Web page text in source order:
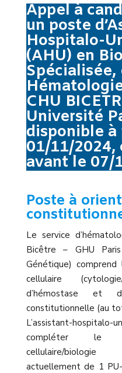
Appel à
un poste
Hospitalo-
(AHU) en
Spécialisée,
CHU
Université
disponible
01/11/2024,
avant le 07/
Poste à
Le service
Bicêtre – GHU
Génétique) comprend
cellulaire
d’hémostase et
constitutionnelle (au
L’assistant-
compléter le
cellulaire/
actuellement de 1